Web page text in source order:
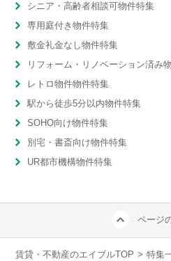
シニア・高齢者相談可物件特集
専用庭付き物件特集
敷金礼金なし物件特集
リフォーム・リノベーション済み
レトロ物件物件特集
駅から徒歩5分以内物件特集
SOHO向け物件特集
別宅・書斎向け物件特集
UR都市機構物件特集
ページ
賃貸・不動産のエイブルTOP > 特集